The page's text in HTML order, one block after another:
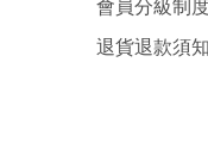
退貨退款須知